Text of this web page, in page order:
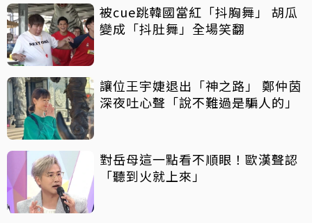
被cue跳韓國當紅「抖胸舞」 胡瓜
變成「抖肚舞」全場笑翻
讓位王宇婕退出「神之路」 鄭仲茵
深夜吐心聲「說不難過是騙人的」
對岳母這一點看不順眼！歐漢聲認
「聽到火就上來」